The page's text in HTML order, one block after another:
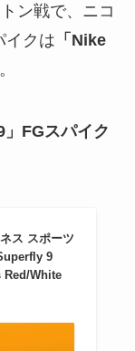
ン戦で、ニコ
イクは 「Nike
FGスパイク
ス スポーツ
9
Red/White